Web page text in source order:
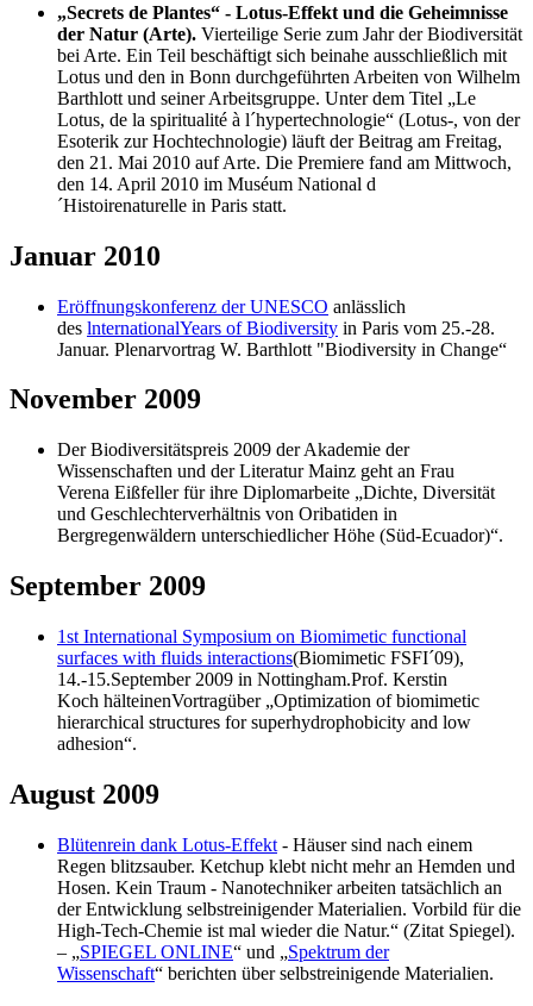
„Secrets de Plantes“ - Lotus-Effekt und die Geheimnisse
der Natur (Arte). Vierteilige Serie zum Jahr der Biodiversität
bei Arte. Ein Teil beschäftigt sich beinahe ausschließlich mit
Lotus und den in Bonn durchgeführten Arbeiten von Wilhelm
Barthlott und seiner Arbeitsgruppe. Unter dem Titel „Le
Lotus, de la spiritualité à l´hypertechnologie“ (Lotus-, von der
Esoterik zur Hochtechnologie) läuft der Beitrag am Freitag,
den 21. Mai 2010 auf Arte. Die Premiere fand am Mittwoch,
den 14. April 2010 im Muséum National d
´Histoirenaturelle in Paris statt.
Januar 2010
Eröffnungskonferenz der UNESCO anlässlich
des lnternationalYears of Biodiversity in Paris vom 25.-28.
Januar. Plenarvortrag W. Barthlott "Biodiversity in Change“
November 2009
Der Biodiversitätspreis 2009 der Akademie der
Wissenschaften und der Literatur Mainz geht an Frau
Verena Eißfeller für ihre Diplomarbeite „Dichte, Diversität
und Geschlechterverhältnis von Oribatiden in
Bergregenwäldern unterschiedlicher Höhe (Süd-Ecuador)“.
September 2009
1st International Symposium on Biomimetic functional
surfaces with fluids interactions(Biomimetic FSFI´09),
14.-15.September 2009 in Nottingham.Prof. Kerstin
Koch hälteinenVortragüber „Optimization of biomimetic
hierarchical structures for superhydrophobicity and low
adhesion“.
August 2009
Blütenrein dank Lotus-Effekt - Häuser sind nach einem
Regen blitzsauber. Ketchup klebt nicht mehr an Hemden und
Hosen. Kein Traum - Nanotechniker arbeiten tatsächlich an
der Entwicklung selbstreinigender Materialien. Vorbild für die
High-Tech-Chemie ist mal wieder die Natur.“ (Zitat Spiegel).
– „SPIEGEL ONLINE“ und „Spektrum der
Wissenschaft“ berichten über selbstreinigende Materialien.